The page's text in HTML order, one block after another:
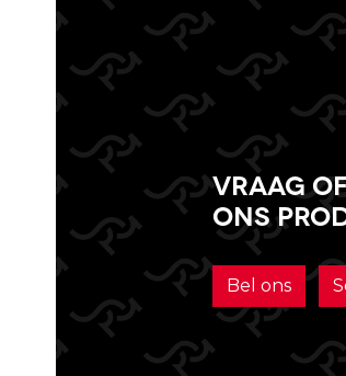
Vraag
ons
Bel ons